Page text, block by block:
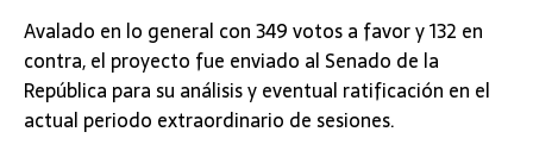
Avalado en lo general con 349 votos a favor y 132 en
contra, el proyecto fue enviado al Senado de la
República para su análisis y eventual ratificación en el
actual periodo extraordinario de sesiones.